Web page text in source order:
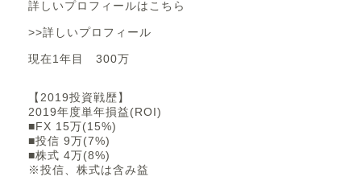
詳しいプロフィールはこちら
>>詳しいプロフィール
現在1年目 300万
【2019投資戦歴】
2019年度単年損益(ROI)
■FX 15万(15%)
■投信 9万(7%)
■株式 4万(8%)
※投信、株式は含み益